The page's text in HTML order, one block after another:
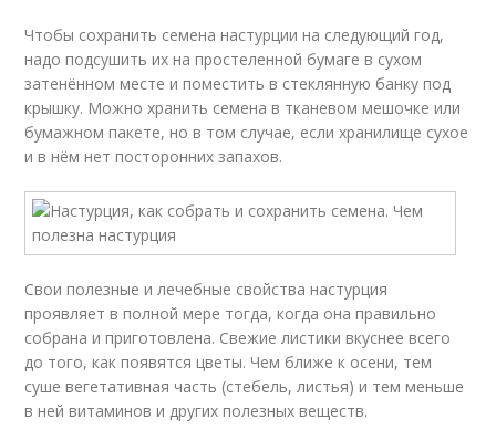
Чтобы сохранить семена настурции на следующий год,
надо подсушить их на простеленной бумаге в сухом
затенённом месте и поместить в стеклянную банку под
крышку. Можно хранить семена в тканевом мешочке или
бумажном пакете, но в том случае, если хранилище сухое
и в нём нет посторонних запахов.
Свои полезные и лечебные свойства настурция
проявляет в полной мере тогда, когда она правильно
собрана и приготовлена. Свежие листики вкуснее всего
до того, как появятся цветы. Чем ближе к осени, тем
суше вегетативная часть (стебель, листья) и тем меньше
в ней витаминов и других полезных веществ.